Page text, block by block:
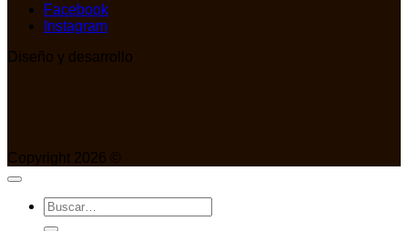
Facebook
Instagram
Diseño y desarrollo
Copyright 2026 ©
Buscar
por: